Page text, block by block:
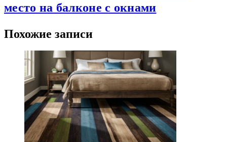
место на балконе с окнами
Похожие записи